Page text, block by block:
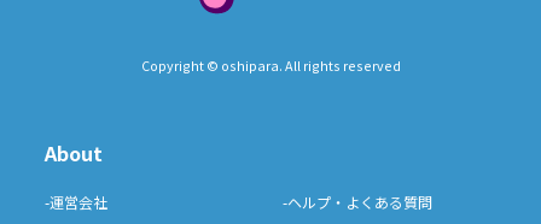
Copyright © oshipara. All rights reserved
About
-運営会社
-ヘルプ・よくある質問